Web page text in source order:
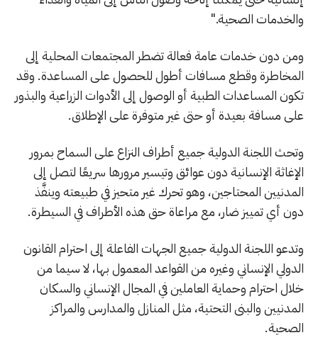
والخدمات الصحية."
ومن دون خدمات عامة فعالة تضطر المجتمعات المحلية إلى
المخاطرة وقطع مسافات أطول للحصول على المساعدة. وقد
تكون المساعدات الطبية أو الوصول إلى الأدوات الزراعية والبذور
على مسافة بعيدة أو حتى غير متوفرة على الإطلاق.
وتحث اللجنة الدولية جميع أطراف النزاع على السماح بمرور
الإغاثة الإنسانية دون عوائق وتيسير مرورها سريعًا لتصل إلى
المدنيين المحتاجين، وهو تحرك غير متحيز في طبيعته وينفَّذ
دون أي تمييز ضار، مع مراعاة حق هذه الأطراف في السيطرة.
وتدعو اللجنة الدولية جميع الجهات الفاعلة إلى احترام القانون
الدولي الإنساني وغيره من القواعد المعمول بها، لا سيما من
خلال احترام وحماية العاملين في المجال الإنساني والسكان
المدنيين والبنى ​​التحتية، مثل المنازل والمدارس والمراكز
الصحية.